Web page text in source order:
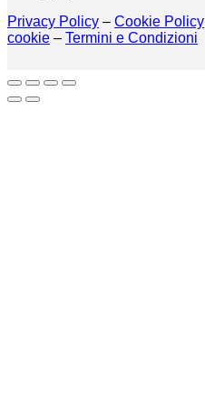
Privacy Policy – Cookie Policy
cookie – Termini e Condizioni